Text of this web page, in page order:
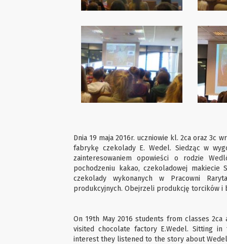
Dnia 19 maja 2016r. uczniowie kl. 2ca oraz 3c
fabrykę czekolady E. Wedel. Siedząc w
zainteresowaniem opowieści o rodzie
pochodzeniu kakao, czekoladowej makiecie
czekolady wykonanych w Pracowni
produkcyjnych. Obejrzeli produkcję torcików i
On 19th May 2016 students from classes
visited chocolate factory E.Wedel. Sitting
interest they listened to the story about